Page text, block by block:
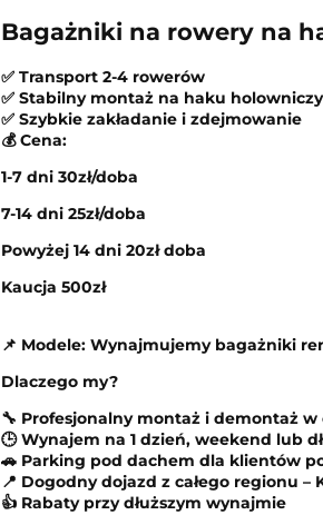
Bagażniki na rowery na
✅ Transport 2-4 rowerów
✅ Stabilny montaż na haku
✅ Szybkie zakładanie i zdejmowanie
💰 Cena:
1-7 dni 30zł/doba
7-14 dni 25zł/doba
Powyżej 14 dni 20zł doba
Kaucja 500zł
📌 Modele: Wynajmujemy bagażniki
Dlaczego my?
🔧 Profesjonalny montaż i demontaż w
🕒 Wynajem na 1 dzień, weekend lub
🚗 Parking pod dachem dla klientów
📍 Dogodny dojazd z całego regionu –
👍 Rabaty przy dłuższym wynajmie